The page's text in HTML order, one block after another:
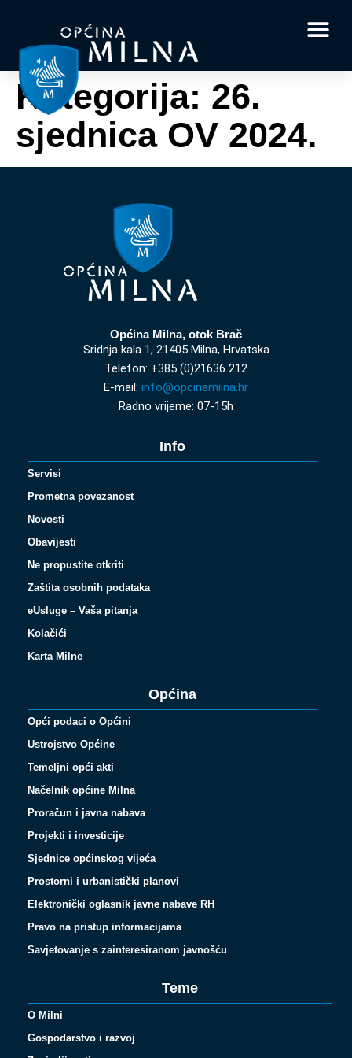
Kategorija: 26.
sjednica OV 2024.
Općina Milna, otok Brač
Sridnja kala 1, 21405 Milna, Hrvatska
Telefon: +385 (0)21636 212
E-mail: info@opcinamilna.hr
Radno vrijeme: 07-15h
Info
Servisi
Prometna povezanost
Novosti
Obavijesti
Ne propustite otkriti
Zaštita osobnih podataka
eUsluge – Vaša pitanja
Kolačići
Karta Milne
Općina
Opći podaci o Općini
Ustrojstvo Općine
Temeljni opći akti
Načelnik općine Milna
Proračun i javna nabava
Projekti i investicije
Sjednice općinskog vijeća
Prostorni i urbanistički planovi
Elektronički oglasnik javne nabave RH
Pravo na pristup informacijama
Savjetovanje s zainteresiranom javnošću
Teme
O Milni
Gospodarstvo i razvoj